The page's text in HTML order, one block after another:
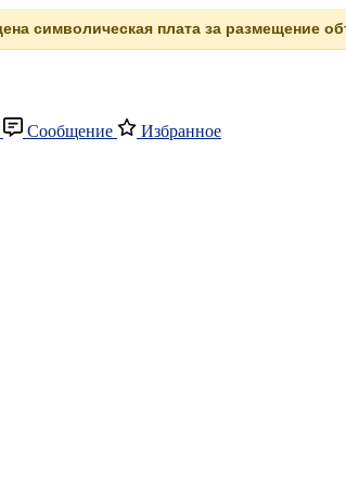
символическая плата за размещение
Сообщение Избранное